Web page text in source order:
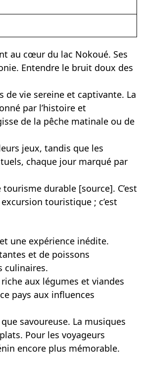
au cœur du lac Nokoué. Ses
Entendre le bruit doux des
de vie sereine et captivante. La
par l’histoire et
de la pêche matinale ou de
jeux, tandis que les
chaque jour marqué par
tourisme durable [source]. C’est
touristique ; c’est
une expérience inédite.
et de poissons
culinaires.
aux légumes et viandes
pays aux influences
savoureuse. La musiques
Pour les voyageurs
encore plus mémorable.